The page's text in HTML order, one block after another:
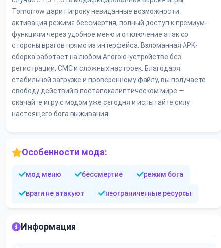
Tomorrow дарит игроку невиданные возможности:
активация режима бессмертия, полный доступ к премиум-
функциям через удобное меню и отключение атак со
стороны врагов прямо из интерфейса. Взломанная APK-
сборка работает на любом Android-устройстве без
регистрации, СМС и сложных настроек. Благодаря
стабильной загрузке и проверенному файлу, вы получаете
свободу действий в постапокалиптическом мире —
скачайте игру с модом уже сегодня и испытайте силу
настоящего бога выживания.
Особенности мода:
мод меню бессмертие режим бога
враги не атакуют неограниченные ресурсы
Информация